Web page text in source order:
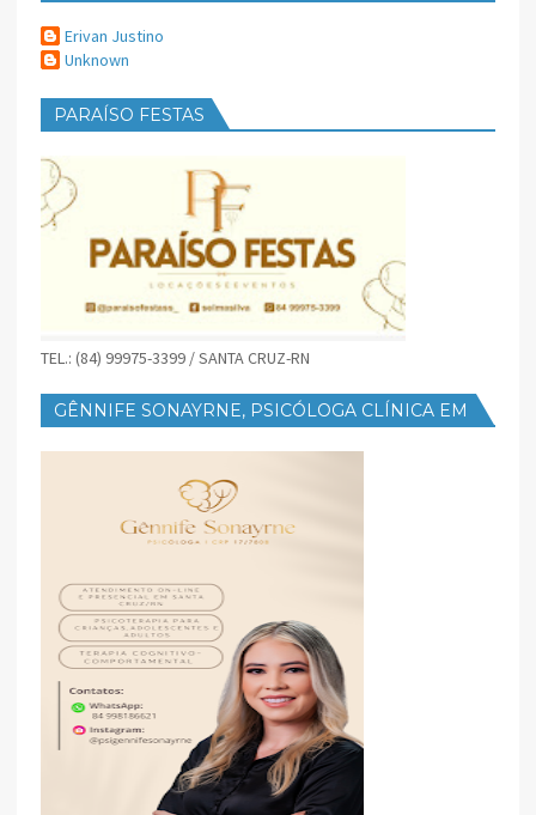
Erivan Justino
Unknown
PARAÍSO FESTAS
TEL.: (84) 99975-3399 / SANTA CRUZ-RN
GÊNNIFE SONAYRNE, PSICÓLOGA CLÍNICA EM